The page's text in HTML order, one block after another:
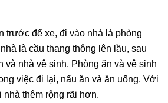
trước để xe, đi vào nhà là phòng
là cầu thang thông lên lầu, sau
và nhà vệ sinh. Phòng ăn và vệ sinh
việc đi lại, nấu ăn và ăn uống. Với
nhà thêm rộng rãi hơn.